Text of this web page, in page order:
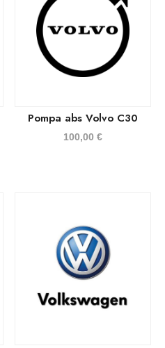
Pompa abs Volvo C30
100,00€